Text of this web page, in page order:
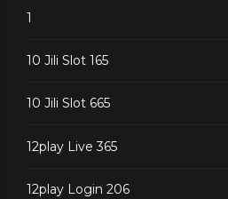
1
10 Jili Slot 165
10 Jili Slot 665
12play Live 365
12play Login 206